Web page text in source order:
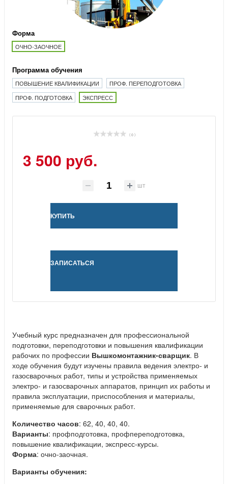
Форма
ОЧНО-ЗАОЧНОЕ
Программа обучения
ПОВЫШЕНИЕ КВАЛИФИКАЦИИ
ПРОФ. ПЕРЕПОДГОТОВКА
ПРОФ. ПОДГОТОВКА
ЭКСПРЕСС
( 0 )
3 500 руб.
шт
КУПИТЬ
ЗАПИСАТЬСЯ
Учебный курс предназначен для профессиональной
подготовки, переподготовки и повышения квалификации
рабочих по профессии Вышкомонтажник-сварщик. В
ходе обучения будут изучены правила ведения электро- и
газосварочных работ, типы и устройства применяемых
электро- и газосварочных аппаратов, принцип их работы и
правила эксплуатации, приспособления и материалы,
применяемые для сварочных работ.
Количество часов: 62, 40, 40, 40.
Варианты: профподготовка, профпереподготовка,
повышение квалификации, экспресс-курсы.
Форма: очно-заочная.
Варианты обучения: